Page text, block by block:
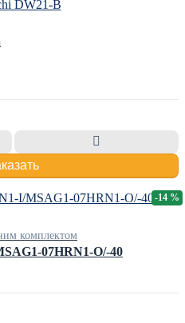
комплектом
07HRN1-O/-40
-14 %